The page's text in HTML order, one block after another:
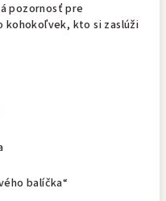
pozornosť pre
kohokoľvek, kto si zaslúži
balíčka“